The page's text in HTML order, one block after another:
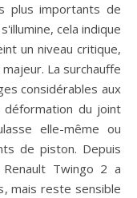
plus importants de
cela indique
un niveau critique,
La surchauffe
considérables aux
déformation du joint
elle-même ou
de piston. Depuis
Twingo 2 a
mais reste sensible